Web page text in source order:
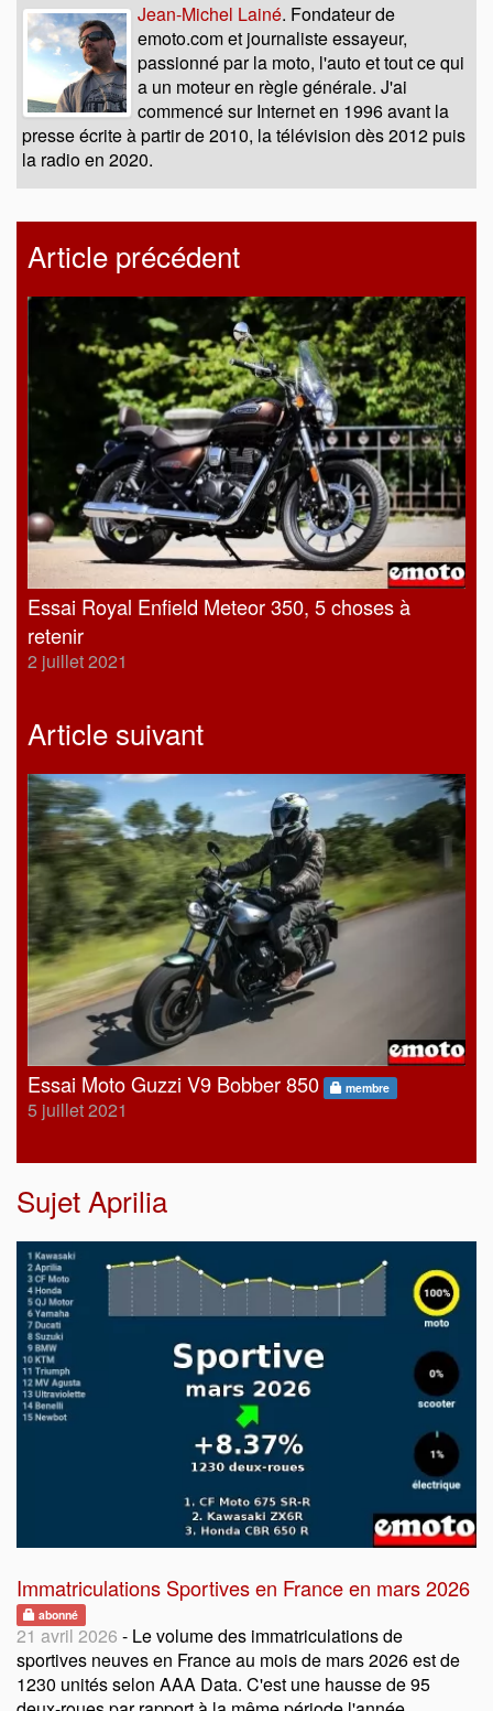
Jean-Michel Lainé. Fondateur de
emoto.com et journaliste essayeur,
passionné par la moto, l'auto et tout ce qui
a un moteur en règle générale. J'ai
commencé sur Internet en 1996 avant la
presse écrite à partir de 2010, la télévision dès 2012 puis
la radio en 2020.
Article précédent
Essai Royal Enfield Meteor 350, 5 choses à
retenir
2 juillet 2021
Article suivant
Essai Moto Guzzi V9 Bobber 850 membre
5 juillet 2021
Sujet Aprilia
Immatriculations Sportives en France en mars 2026
abonné
21 avril 2026 - Le volume des immatriculations de
sportives neuves en France au mois de mars 2026 est de
1230 unités selon AAA Data. C'est une hausse de 95